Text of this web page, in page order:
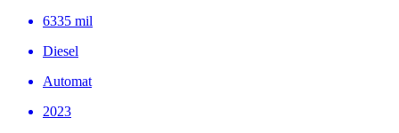
6335 mil
Diesel
Automat
2023